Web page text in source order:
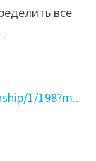
все
1/198?m..